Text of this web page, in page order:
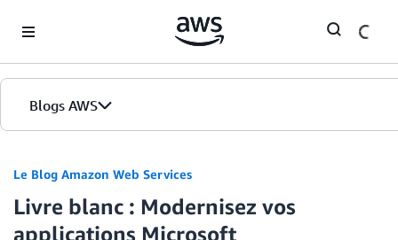
Blogs AWS
Accueil
Éditions
Le Blog Amazon Web Services
Livre blanc : Modernisez vos
applications Microsoft